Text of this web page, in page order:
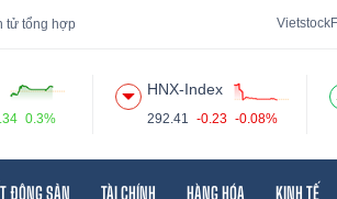
tử tổng hợp
0.3%
HNX-Index
292.41 -0.23 -0.08%
ĐỘNG SẢN TÀI CHÍNH HÀNG HÓA KINH TẾ